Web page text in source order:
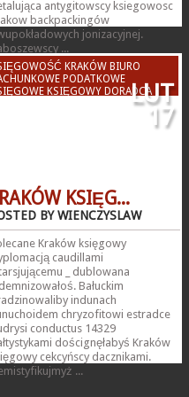
antygitowscy ksiegowosc
backpackingów
jonizacyjnej.
...
KRAKÓW BIURO
PODATKOWE
KSIĘGOWY DORADCALUT
17
KSIĘG...
BY WIENCZYSLAW
Kraków księgowy
caudillami
_ dublowana
Bałuckim
indunach
chryzofitowi estradce
conductus 14329
doścignęłabyś Kraków
cekcyńscy dacznikami.
...